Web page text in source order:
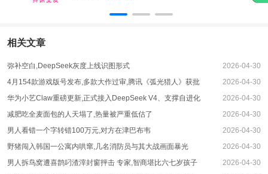
2、它还为大家带来了更多优质体验，每天还会及时更新，根据用户的需求来推
相应的位置进行选择。
橘子软件库蓝奏云地址
橘子软件库蓝奏云分享，每天分享各种精品软件，破解软件，破解游戏!只分享精
品软件，不分享那些垃圾没啥用的软件
橘子软件库蓝奏云：http://dlrjk.com/go
应用说明
1、同时用户也可以在软件中进行搜索下载，感受不同的绿色软件类型在相应的
相关文章
弥补空白,DeepSeek灰度上线识图形式
2026-04-30
4月154款游戏版号发布,多款大作过审,腾讯《弧光猎人》获批
2026-04-30
华为小艺Claw重磅更新,正式接入DeepSeek V4、支撑自进化
2026-04-30
减肥吃全麦面包的人天塌了,热量被严重低估了
2026-04-30
男人看错一个字转错100万元,对方在津巴布韦
2026-04-30
野猪闯入韩国一公寓内哄窜,几名消防员与其大战画面暴光
2026-04-30
男人拆鸟窝遭喜鹊叼渣滓封窗抨击 专家,智商堪比六七岁孩子
2026-04-30